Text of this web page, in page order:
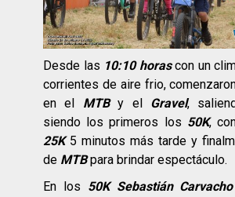
Desde las 10:10 horascon un
corrientes de aire frio,
en el MTB y el Gravel,
siendo los primeros los 50K,
25K 5 minutos más tarde y
de MTB para brindar espectáculo.
En los 50K Sebastián Carvacho